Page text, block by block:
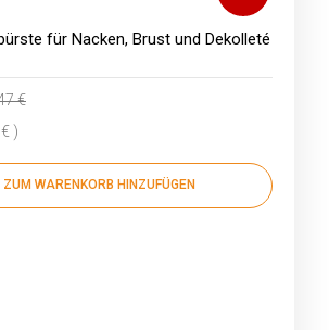
für Nacken, Brust und Dekolleté
€
)
ZUM WARENKORB HINZUFÜGEN